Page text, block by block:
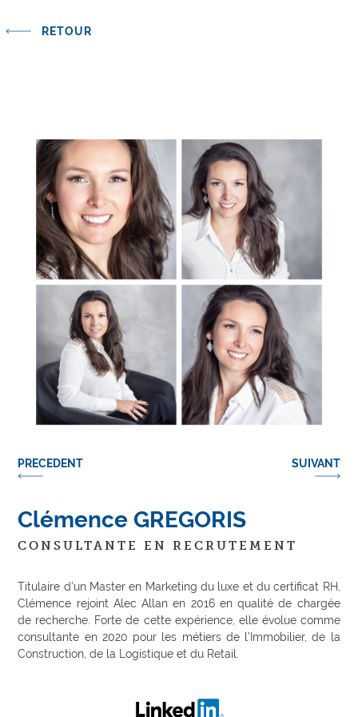
RETOUR
PRECEDENT SUIVANT
Clémence GREGORIS
CONSULTANTE EN RECRUTEMENT
Titulaire d’un Master en Marketing du luxe et du certificat RH,
Clémence rejoint Alec Allan en 2016 en qualité de chargée
de recherche. Forte de cette expérience, elle évolue comme
consultante en 2020 pour les métiers de l’Immobilier, de la
Construction, de la Logistique et du Retail.
geneva@alecallan.com
Design et développement :
WIS17 Agency